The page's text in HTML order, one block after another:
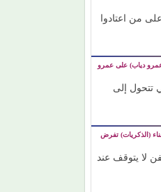
من اعتادوا
دياب) على عمرو
تتحول إلى
(الذكريات) تفرض
لا يتوقف عند